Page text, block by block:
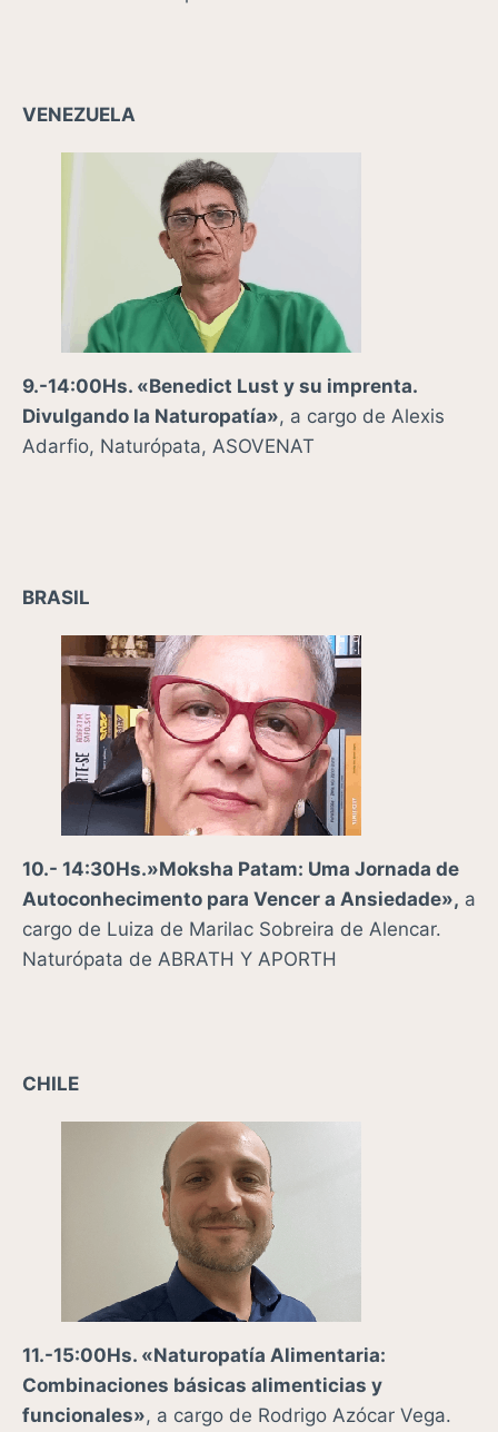
VENEZUELA
9.-14:00Hs. «Benedict Lust y su imprenta.
Divulgando la Naturopatía», a cargo de Alexis
Adarfio, Naturópata, ASOVENAT
BRASIL
10.- 14:30Hs.»Moksha Patam: Uma Jornada de
Autoconhecimento para Vencer a Ansiedade», a
cargo de Luiza de Marilac Sobreira de Alencar.
Naturópata de ABRATH Y APORTH
CHILE
11.-15:00Hs. «Naturopatía Alimentaria:
Combinaciones básicas alimenticias y
funcionales», a cargo de Rodrigo Azócar Vega.